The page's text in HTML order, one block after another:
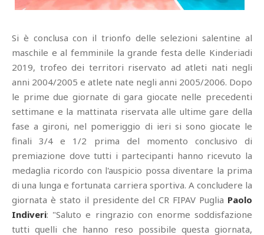
Si è conclusa con il trionfo delle selezioni salentine al
maschile e al femminile la grande festa delle Kinderiadi
2019, trofeo dei territori riservato ad atleti nati negli
anni 2004/2005 e atlete nate negli anni 2005/2006. Dopo
le prime due giornate di gara giocate nelle precedenti
settimane e la mattinata riservata alle ultime gare della
fase a gironi, nel pomeriggio di ieri si sono giocate le
finali 3/4 e 1/2 prima del momento conclusivo di
premiazione dove tutti i partecipanti hanno ricevuto la
medaglia ricordo con l'auspicio possa diventare la prima
di una lunga e fortunata carriera sportiva. A concludere la
giornata è stato il presidente del CR FIPAV Puglia Paolo
Indiveri: "Saluto e ringrazio con enorme soddisfazione
tutti quelli che hanno reso possibile questa giornata,